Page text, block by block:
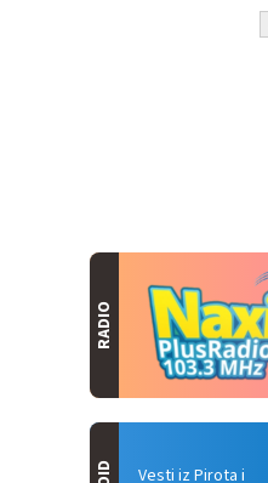
RADIO
Vesti iz Pirota i